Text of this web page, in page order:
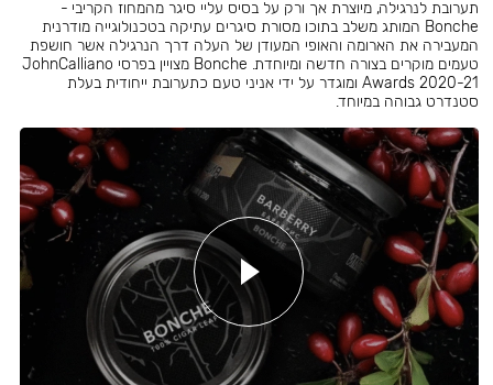
תערובת לנרגילה, מיוצרת אך ורק על בסיס עליי סיגר מהמחוז הקריבי -
Bonche המותג משלב בתוכו מסורת סיגרים עתיקה בטכנולוגייה מודרנית
המעבירה את הארומה והאופי המעודן של העלה דרך הנרגילה אשר חושפת
טעמים מוקרים בצורה חדשה ומיוחדת. Bonche מצויין בפרסי JohnCalliano
Awards 2020-21 ומוגדר על ידי אניני טעם כתערובת ייחודית בעלת
סטנדרט גבוהה במיוחד.